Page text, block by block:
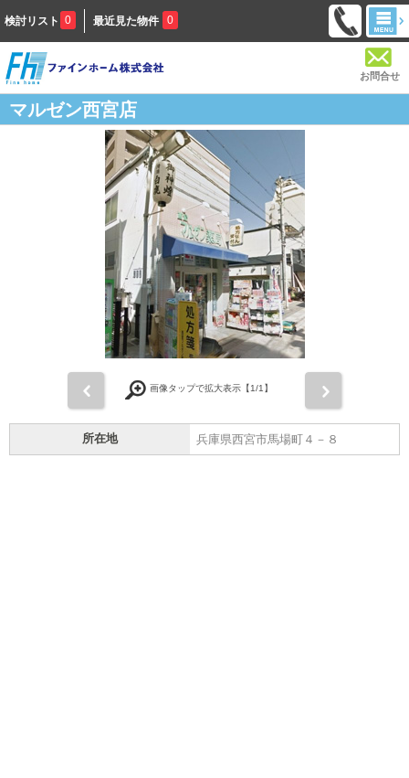
検討リスト 0 最近見た物件 0
お問合せ
マルゼン西宮店
画像タップで拡大表示【1/1】
所在地 兵庫県西宮市馬場町４－８